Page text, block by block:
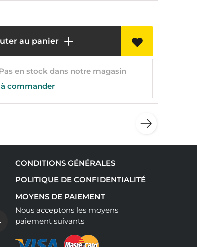
au panier
en stock dans notre magasin
commander
CONDITIONS GÉNÉRALES
POLITIQUE DE CONFIDENTIALITÉ
MOYENS DE PAIEMENT
Nous acceptons les moyens
paiement suivants